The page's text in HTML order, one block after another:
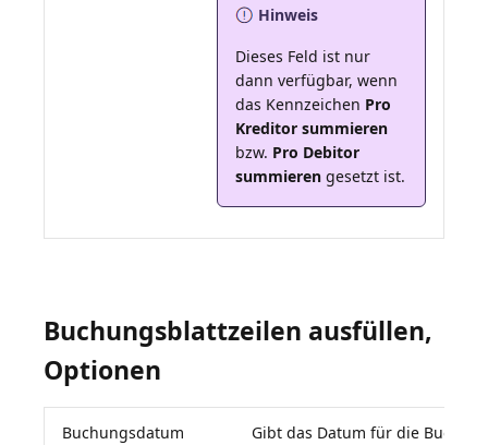
Hinweis
Dieses Feld ist nur
dann verfügbar, wenn
das Kennzeichen Pro
Kreditor summieren
bzw. Pro Debitor
summieren gesetzt ist.
Buchungsblattzeilen ausfüllen,
Optionen
Buchungsdatum
Gibt das Datum für die